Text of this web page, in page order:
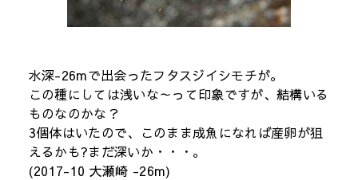
水深-26mで出会ったフタスジイシモチが。
この種にしては浅いな～って印象ですが、結構いる
ものなのかな？
3個体はいたので、このまま成魚になれば産卵が狙
えるかも?まだ深いか・・・。
(2017-10 大瀬崎 -26m)